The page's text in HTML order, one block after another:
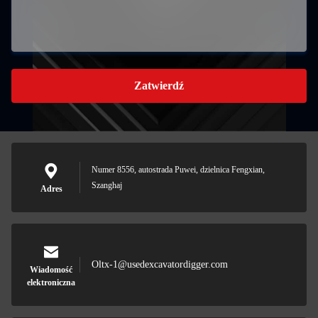
Zatwierdź
Adres
Numer 8556, autostrada Puwei, dzielnica Fengxian,
Szanghaj
Wiadomość
elektroniczna
Oltx-1@usedexcavatordigger.com